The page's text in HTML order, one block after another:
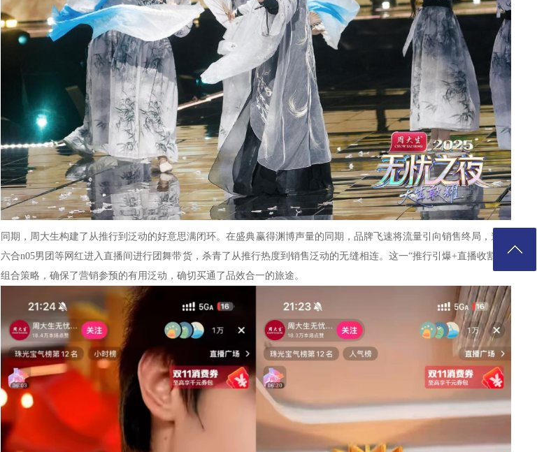
同期，周大生构建了从推行到泛动的好意思满闭环。在盛典赢得渊博声量的同期，品牌飞速将流量引向销售终局，邀请
六合n05男团等网红进入直播间进行团舞带货，杀青了从推行热度到销售泛动的无缝相连。这一“推行引爆+直播收割”的
组合策略，确保了营销参预的有用泛动，确切买通了品效合一的旅途。